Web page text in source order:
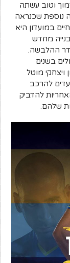
וטוב עשתה
נוספת שכנראה
במועדון היא
מחדש
ההלבשה.
בשנים
מוטל
להרכב
להדביק
שלהם.